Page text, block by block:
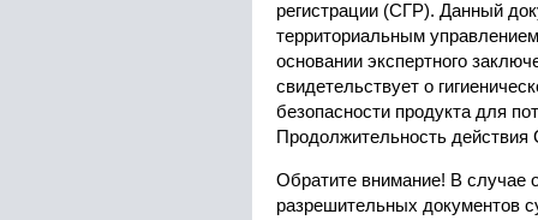
регистрации (СГР). Данный
территориальным
основании экспертного
свидетельствует о
безопасности продукта для
Продолжительность действия
Обратите внимание! В случае
разрешительных документов